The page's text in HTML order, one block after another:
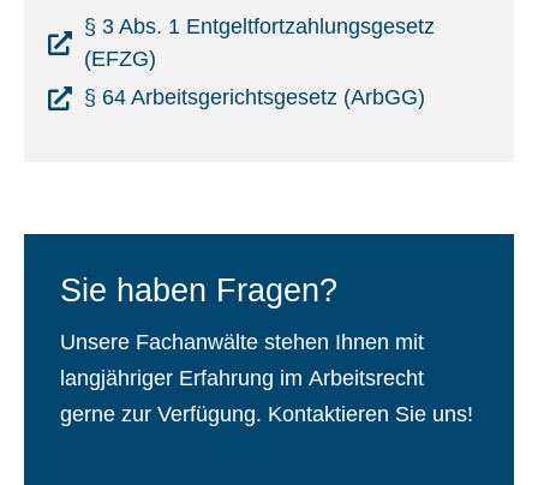
§ 3 Abs. 1 Entgeltfortzahlungsgesetz
(EFZG)
§ 64 Arbeitsgerichtsgesetz (ArbGG)
Sie haben Fragen?
Unsere Fachanwälte stehen Ihnen mit
langjähriger Erfahrung im Arbeitsrecht
gerne zur Verfügung. Kontaktieren Sie uns!